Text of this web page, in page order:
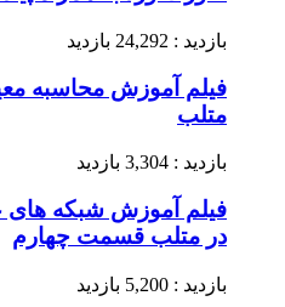
بازدید : 24,292 بازدید
فیلم آموزش محاسبه
متلب
بازدید : 3,304 بازدید
فیلم آموزش شبکه
در متلب قسمت چهارم
بازدید : 5,200 بازدید